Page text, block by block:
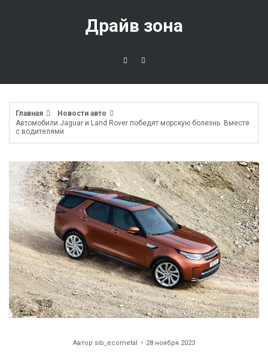
Драйв зона
Главная
Новости авто
Автомобили Jaguar и Land Rover победят морскую болезнь. Вместе
с водителями
Автор sib_ecometal 28 ноября 2023